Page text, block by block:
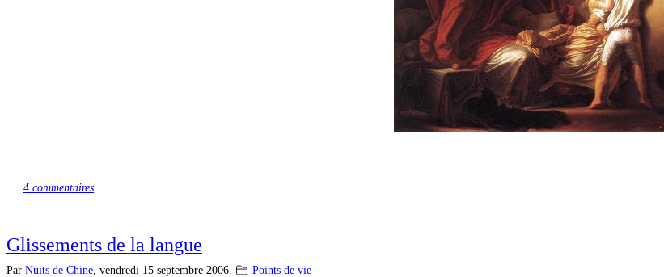
4 commentaires
Glissements de la langue
Par Nuits de Chine vendredi 15 septembre 2006. Points de vie